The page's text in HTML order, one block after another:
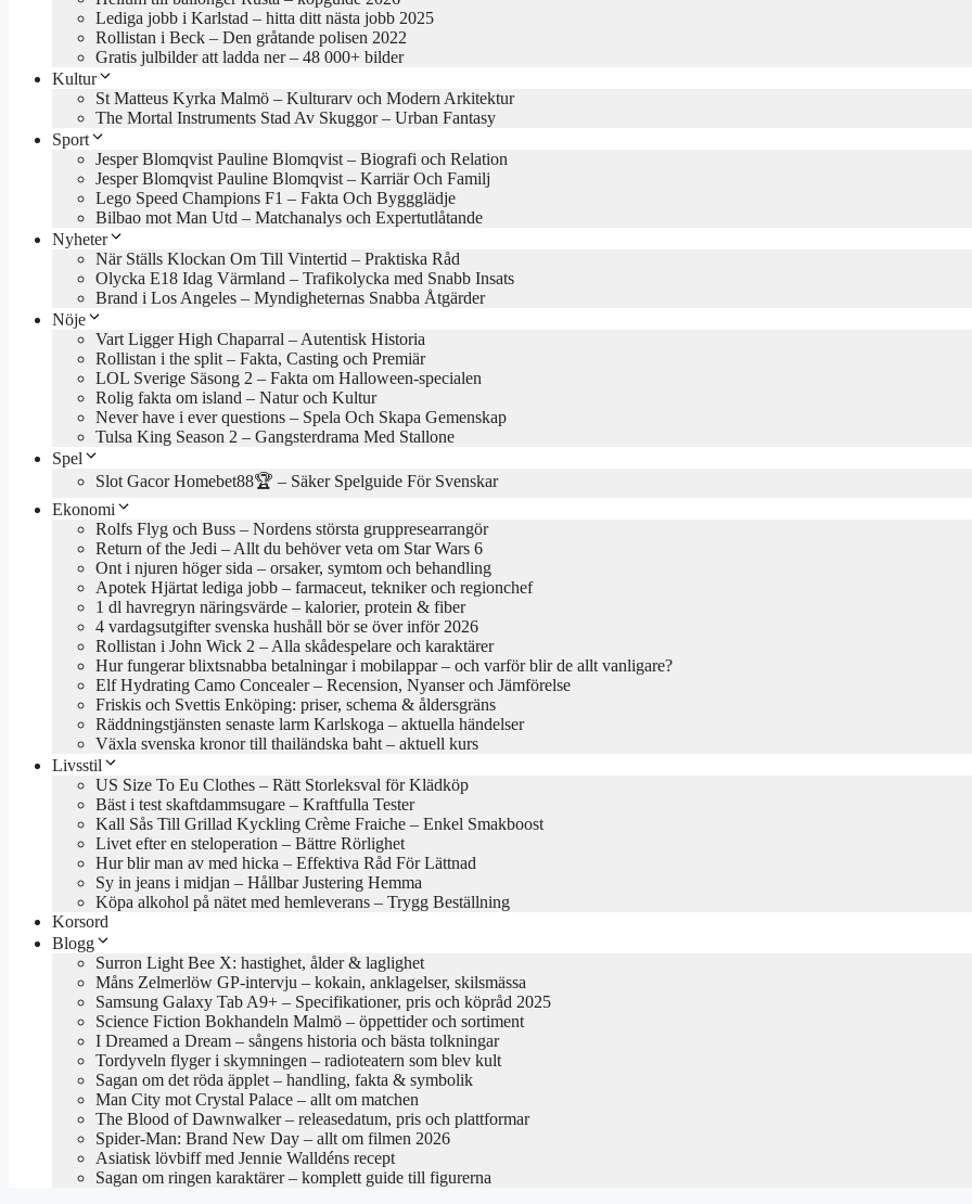
Lediga jobb i Karlstad – hitta ditt nästa jobb 2025
Rollistan i Beck – Den gråtande polisen 2022
Gratis julbilder att ladda ner – 48 000+ bilder
Kultur
St Matteus Kyrka Malmö – Kulturarv och Modern Arkitektur
The Mortal Instruments Stad Av Skuggor – Urban Fantasy
Sport
Jesper Blomqvist Pauline Blomqvist – Biografi och Relation
Jesper Blomqvist Pauline Blomqvist – Karriär Och Familj
Lego Speed Champions F1 – Fakta Och Byggglädje
Bilbao mot Man Utd – Matchanalys och Expertutlåtande
Nyheter
När Ställs Klockan Om Till Vintertid – Praktiska Råd
Olycka E18 Idag Värmland – Trafikolycka med Snabb Insats
Brand i Los Angeles – Myndigheternas Snabba Åtgärder
Nöje
Vart Ligger High Chaparral – Autentisk Historia
Rollistan i the split – Fakta, Casting och Premiär
LOL Sverige Säsong 2 – Fakta om Halloween-specialen
Rolig fakta om island – Natur och Kultur
Never have i ever questions – Spela Och Skapa Gemenskap
Tulsa King Season 2 – Gangsterdrama Med Stallone
Spel
Slot Gacor Homebet88🏆 – Säker Spelguide För Svenskar
Ekonomi
Rolfs Flyg och Buss – Nordens största gruppresearrangör
Return of the Jedi – Allt du behöver veta om Star Wars 6
Ont i njuren höger sida – orsaker, symtom och behandling
Apotek Hjärtat lediga jobb – farmaceut, tekniker och regionchef
1 dl havregryn näringsvärde – kalorier, protein & fiber
4 vardagsutgifter svenska hushåll bör se över inför 2026
Rollistan i John Wick 2 – Alla skådespelare och karaktärer
Hur fungerar blixtsnabba betalningar i mobilappar – och varför blir de allt vanligare?
Elf Hydrating Camo Concealer – Recension, Nyanser och Jämförelse
Friskis och Svettis Enköping: priser, schema & åldersgräns
Räddningstjänsten senaste larm Karlskoga – aktuella händelser
Växla svenska kronor till thailändska baht – aktuell kurs
Livsstil
US Size To Eu Clothes – Rätt Storleksval för Klädköp
Bäst i test skaftdammsugare – Kraftfulla Tester
Kall Sås Till Grillad Kyckling Crème Fraiche – Enkel Smakboost
Livet efter en steloperation – Bättre Rörlighet
Hur blir man av med hicka – Effektiva Råd För Lättnad
Sy in jeans i midjan – Hållbar Justering Hemma
Köpa alkohol på nätet med hemleverans – Trygg Beställning
Korsord
Blogg
Surron Light Bee X: hastighet, ålder & laglighet
Måns Zelmerlöw GP-intervju – kokain, anklagelser, skilsmässa
Samsung Galaxy Tab A9+ – Specifikationer, pris och köpråd 2025
Science Fiction Bokhandeln Malmö – öppettider och sortiment
I Dreamed a Dream – sångens historia och bästa tolkningar
Tordyveln flyger i skymningen – radioteatern som blev kult
Sagan om det röda äpplet – handling, fakta & symbolik
Man City mot Crystal Palace – allt om matchen
The Blood of Dawnwalker – releasedatum, pris och plattformar
Spider-Man: Brand New Day – allt om filmen 2026
Asiatisk lövbiff med Jennie Walldéns recept
Sagan om ringen karaktärer – komplett guide till figurerna